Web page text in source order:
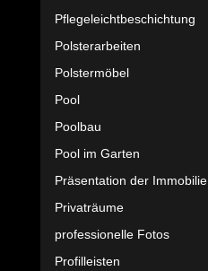
Pflegeleichtbeschichtung
Polsterarbeiten
Polstermöbel
Pool
Poolbau
Pool im Garten
Präsentation der Immobilie
Privaträume
professionelle Fotos
Profilleisten